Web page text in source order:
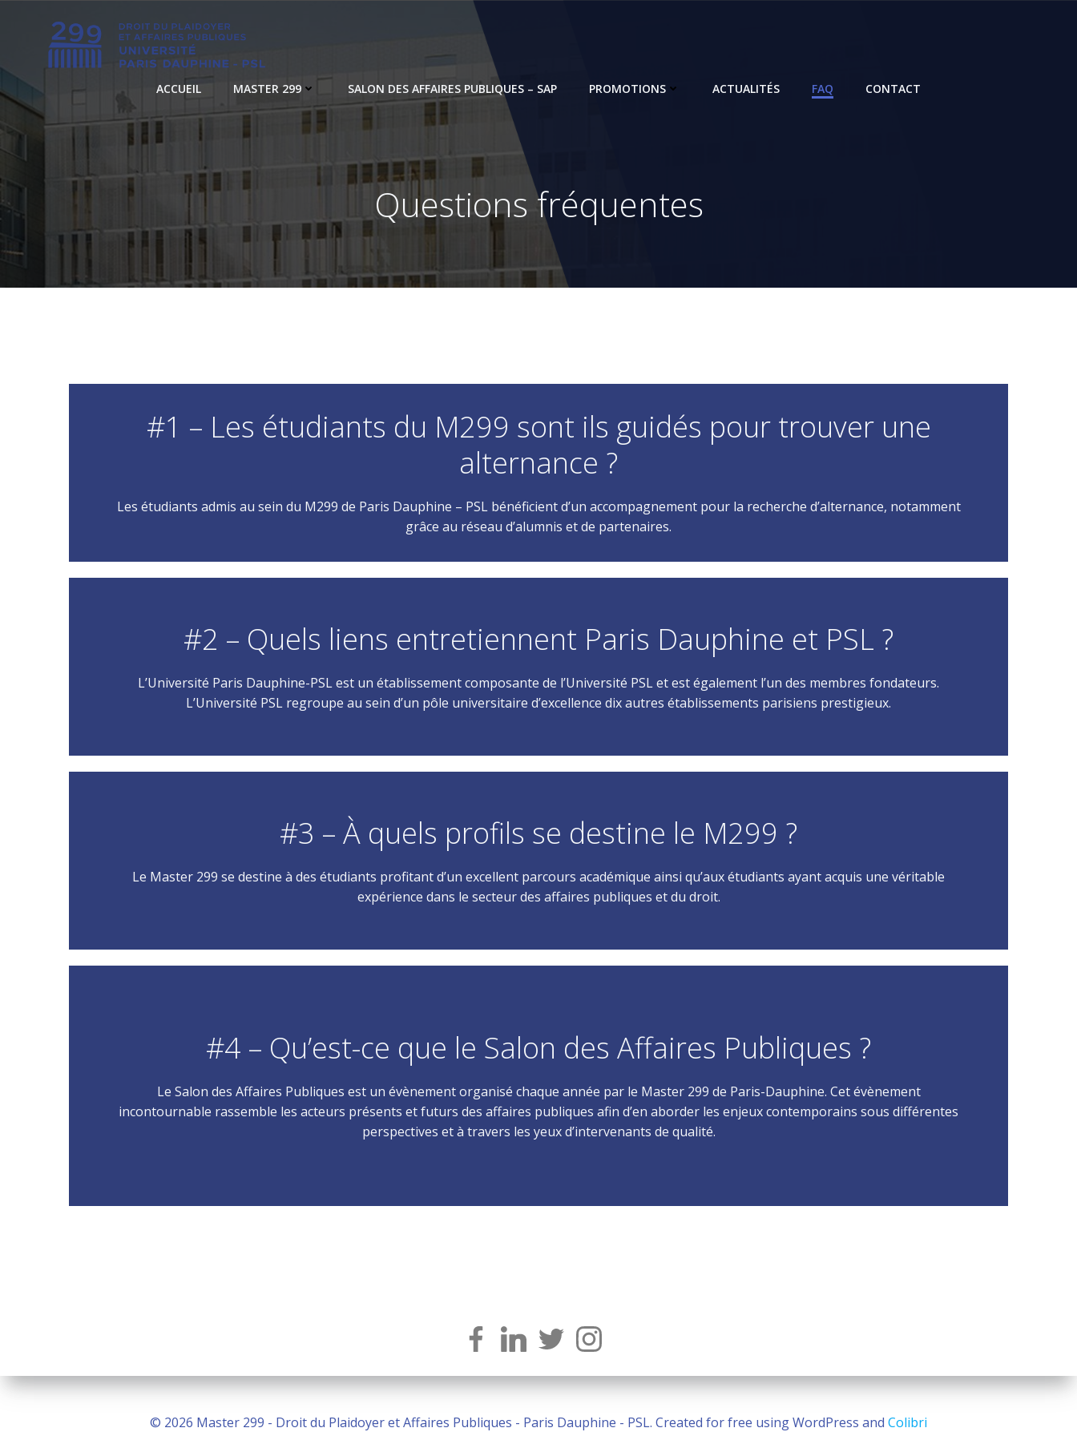
contenu
ACCUEIL MASTER 299 SALON DES AFFAIRES PUBLIQUES – SAP PROMOTIONS ACTUALITÉS FAQ CONTACT
Questions fréquentes
#1 – Les étudiants du M299 sont ils guidés pour trouver une
alternance ?
Les étudiants admis au sein du M299 de Paris Dauphine – PSL bénéficient d’un accompagnement pour la recherche d’alternance, notamment
grâce au réseau d’alumnis et de partenaires.
#2 – Quels liens entretiennent Paris Dauphine et PSL ?
L’Université Paris Dauphine-PSL est un établissement composante de l’Université PSL et est également l’un des membres fondateurs.
L’Université PSL regroupe au sein d’un pôle universitaire d’excellence dix autres établissements parisiens prestigieux.
#3 – À quels profils se destine le M299 ?
Le Master 299 se destine à des étudiants profitant d’un excellent parcours académique ainsi qu’aux étudiants ayant acquis une véritable
expérience dans le secteur des affaires publiques et du droit.
#4 – Qu’est-ce que le Salon des Affaires Publiques ?
Le Salon des Affaires Publiques est un évènement organisé chaque année par le Master 299 de Paris-Dauphine. Cet évènement
incontournable rassemble les acteurs présents et futurs des affaires publiques afin d’en aborder les enjeux contemporains sous différentes
perspectives et à travers les yeux d’intervenants de qualité.
© 2026 Master 299 - Droit du Plaidoyer et Affaires Publiques - Paris Dauphine - PSL. Created for free using WordPress and Colibri